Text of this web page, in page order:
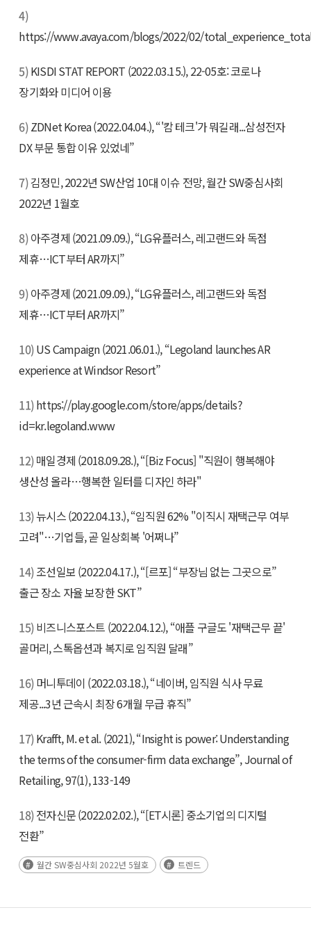
4)
https://www.avaya.com/blogs/2022/02/
5)KISDI STAT REPORT (2022.03.15.), 22-05호: 코로나
장기화와 미디어 이용
6)ZDNet Korea (2022.04.04.), “'캄 테크'가 뭐길래...삼성전자
DX 부문 통합 이유 있었네”
7)김정민, 2022년 SW산업 10대 이슈 전망, 월간 SW중심사회
2022년 1월호
8)아주경제 (2021.09.09.), “LG유플러스, 레고랜드와 독점
제휴…ICT부터 AR까지”
9)아주경제 (2021.09.09.), “LG유플러스, 레고랜드와 독점
제휴…ICT부터 AR까지”
10)US Campaign (2021.06.01.), “Legoland launches AR
experience at Windsor Resort”
11)https://play.google.com/store/apps/details?
id=kr.legoland.www
12)매일경제 (2018.09.28.), “[Biz Focus] "직원이 행복해야
생산성 올라…행복한 일터를 디자인 하라"
13)뉴시스 (2022.04.13.), “임직원 62% "이직시 재택근무 여부
고려"…기업들, 곧 일상회복 '어쩌나”
14)조선일보 (2022.04.17.), “[르포] “부장님 없는 그곳으로”
출근 장소 자율 보장한 SKT”
15)비즈니스포스트 (2022.04.12.), “애플 구글도 '재택근무 끝'
골머리, 스톡옵션과 복지로 임직원 달래”
16)머니투데이 (2022.03.18.), “네이버, 임직원 식사 무료
제공...3년 근속시 최장 6개월 무급 휴직”
17)Krafft, M. et al. (2021), “Insight is power: Understanding
the terms of the consumer-firm data exchange”, Journal of
Retailing, 97(1), 133-149
18)전자신문 (2022.02.02.), “[ET시론] 중소기업의 디지털
전환”
월간 SW중심사회 2022년 5월호 트렌드